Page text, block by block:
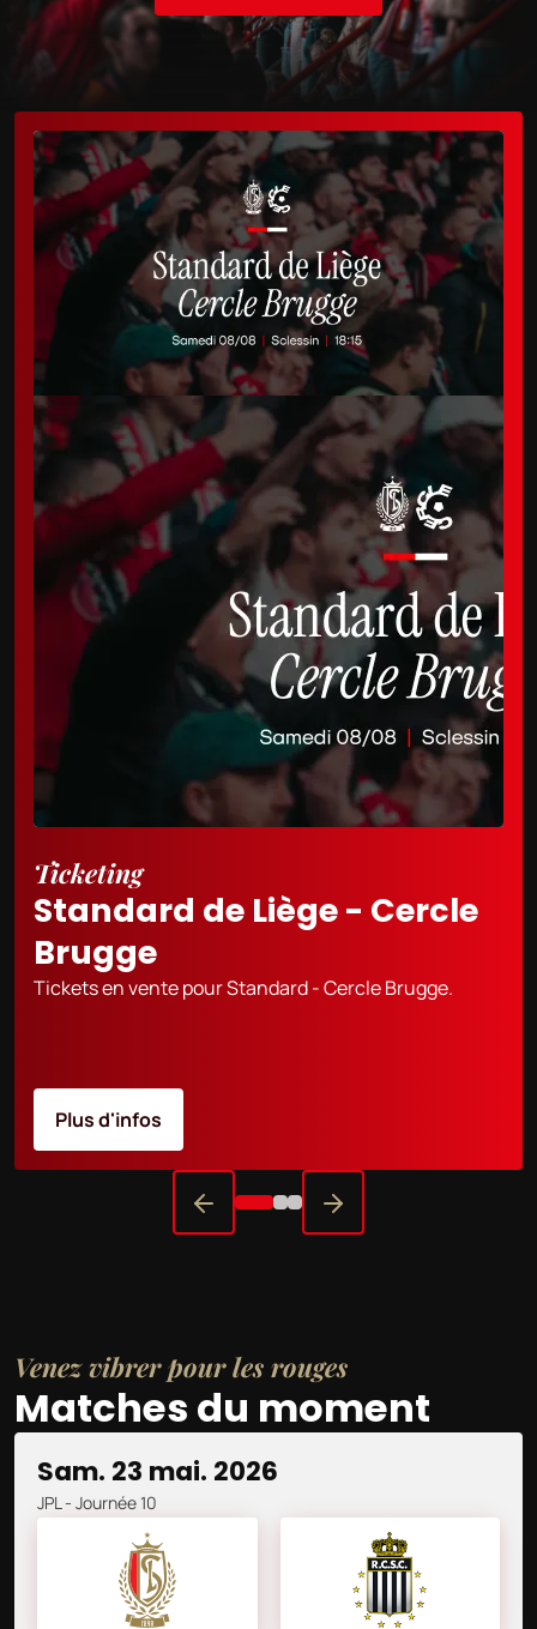
Ticketing
Standard de Liège - Cercle
Brugge
Tickets en vente pour Standard - Cercle Brugge.
Plus d'infos
Venez vibrer pour les rouges
Matches du moment
sam. 23 mai. 2026
JPL- Journée 10